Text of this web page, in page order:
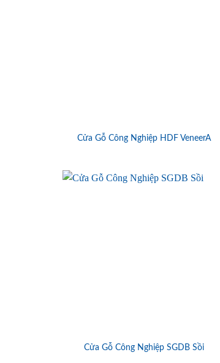
Cửa Gỗ Công Nghiệp HDF VeneerA
Cửa Gỗ Công Nghiệp SGDB Sồi